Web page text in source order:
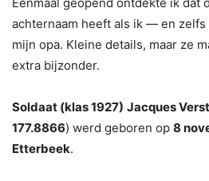
achternaam heeft als ik — en zelfs
mijn opa. Kleine details, maar ze
extra bijzonder.
Soldaat (klas 1927) Jacques
177.8866) werd geboren op 8
Etterbeek.